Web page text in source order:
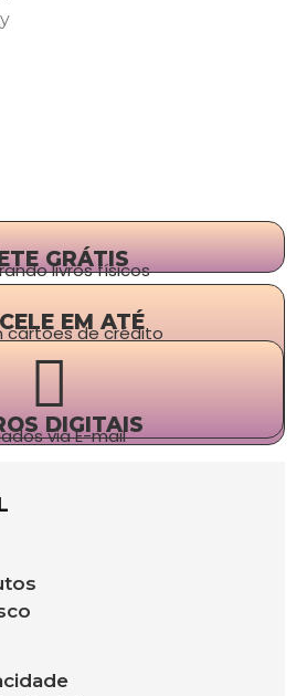
GRÁTIS
livros físicos
EM ATÉ
cartões de crédito
DIGITAIS
via E-mail